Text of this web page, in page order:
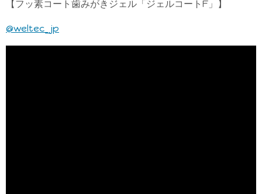
【フッ素コート歯みがきジェル「ジェルコートF」】
@weltec_jp